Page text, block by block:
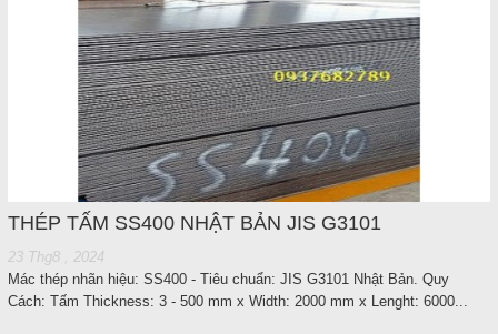
THÉP TẤM SS400 NHẬT BẢN JIS G3101
23 Thg8 , 2024
Mác thép nhãn hiệu: SS400 - Tiêu chuẩn: JIS G3101 Nhật Bản. Quy
Cách: Tấm Thickness: 3 - 500 mm x Width: 2000 mm x Lenght: 6000...
Twitter
LinkedIn
LIÊN HỆ
HotLine
0937 682 789
Email
satthepalpha@gmail.com